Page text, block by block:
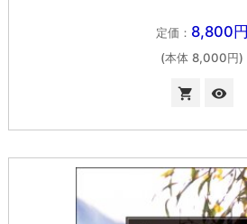
定価： 8,800円
(本体 8,000円)
 visibility